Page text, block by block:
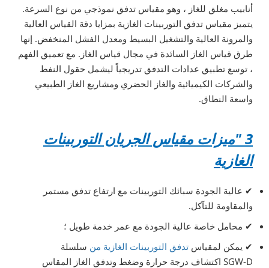
أنابيب مغلق للغاز ، وهو مقياس تدفق نموذجي من نوع السرعة.
يتميز مقياس تدفق التوربينات الغازية بمزايا دقة القياس العالية
والمرونة العالية والتشغيل البسيط ومعدل الفشل المنخفض. إنها
طرق قياس الغاز السائدة في مجال قياس الغاز. مع تعميق الفهم
، توسع تطبيق عدادات التدفق تدريجياً ليشمل حقول النفط
والشركات الكيميائية والغاز الحضري ومشاريع الغاز الطبيعي
واسعة النطاق.
3 "ميزات مقياس الجريان التوربينات
الغازية
✔ عالية الجودة سبائك التوربينات مع ارتفاع تدفق مستمر
والمقاومة للتآكل.
✔ محامل خاصة عالية الجودة مع عمر خدمة طويل ؛
✔ يمكن لمقياس تدفق التوربينات الغازية من سلسلة
SGW-D اكتشاف درجة حرارة وضغط وتدفق الغاز المقاس